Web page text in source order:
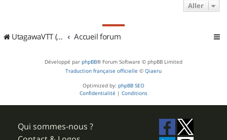
Aller
UtagawaVTT (Randos VTT et VTTAE avec traces GPS) Accueil forum
Développé par phpBB® Forum Software © phpBB Limited
Traduction française officielle © Qiaeru
Optimized by: phpBB SEO
Confidentialité | Conditions
Qui sommes-nous ?